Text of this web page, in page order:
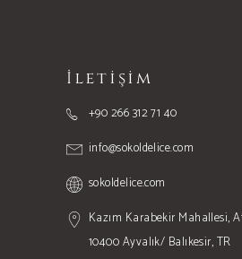
İletişim
+90 266 312 71 40
info@sokoldelice.com
sokoldelice.com
Kazım Karabekir Mahallesi,
10400 Ayvalık/ Balıkesir, TR